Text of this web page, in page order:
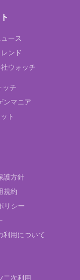
ース
ンド
ウォッチ
ッチ
ンマニア
ト
護方針
規約
リシー
利用について
二次利用